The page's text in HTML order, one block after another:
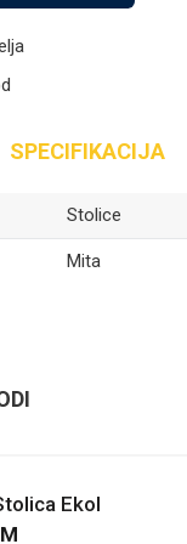
SPECIFIKACIJA
Stolice
Mita
Ekol